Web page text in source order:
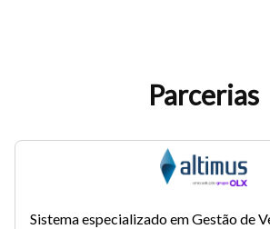
Parcerias
Sistema especializado em Gestão de